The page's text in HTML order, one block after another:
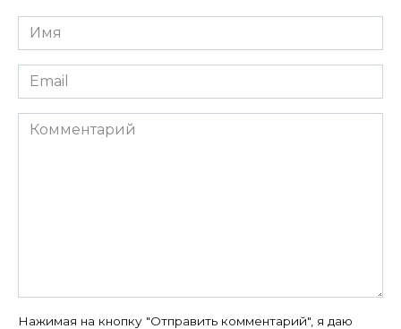
Имя
*
Email
*
Комментарий
Нажимая на кнопку "Отправить комментарий", я даю